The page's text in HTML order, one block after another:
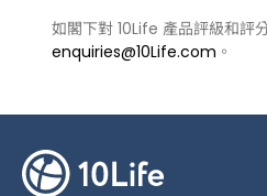
如閣下對 10Life 產品評級和評
enquiries@10Life.com 。